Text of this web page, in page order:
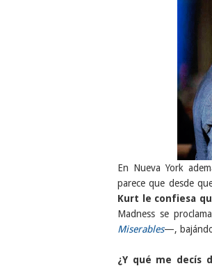
En Nueva York
parece que desde
Kurt le confiesa
Madness se
Miserables—,
¿Y qué me decís